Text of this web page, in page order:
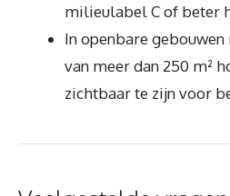
milieulabel C of beter
In openbare
van meer dan 250 m²
zichtbaar te zijn voor